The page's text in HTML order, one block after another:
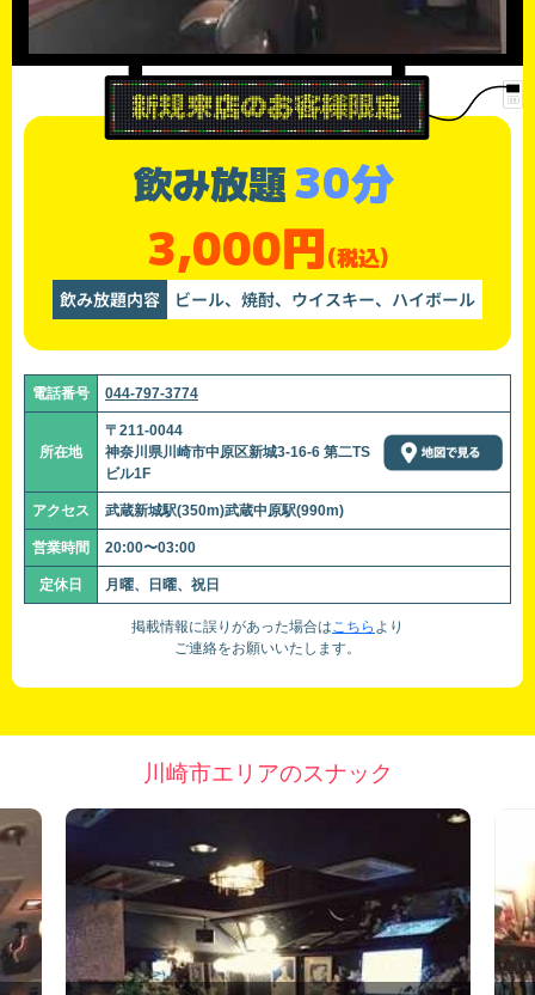
飲み放題30分
3,000円(税込)
飲み放題内容 ビール、焼酎、ウイスキー、ハイボール
電話番号 044-797-3774
所在地
〒211-0044
神奈川県川崎市中原区新城3-16-6 第二TS
ビル1F
アクセス 武蔵新城駅(350m)武蔵中原駅(990m)
営業時間 20:00〜03:00
定休日 月曜、日曜、祝日
掲載情報に誤りがあった場合はこちら より
ご連絡をお願いいたします。
川崎市エリアのスナック